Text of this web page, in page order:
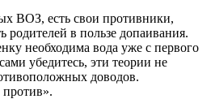
ВОЗ, есть свои противники,
родителей в пользе допаивания.
необходима вода уже с первого
убедитесь, эти теории не
доводов.
против».